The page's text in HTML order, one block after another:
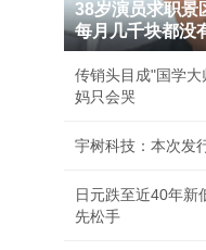
38岁演员求职景
每月几千块都没
传销头目成"国学
妈只会哭
宇树科技：本次发
日元跌至近40年新
先松手